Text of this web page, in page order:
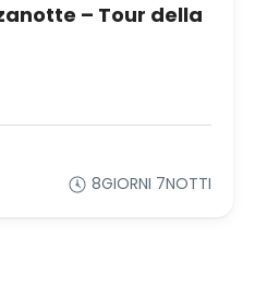
– Tour della
8GIORNI 7NOTTI